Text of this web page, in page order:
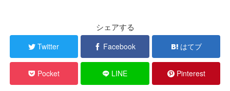
シェアする
Twitter Facebook はてブ
Pocket LINE Pinterest